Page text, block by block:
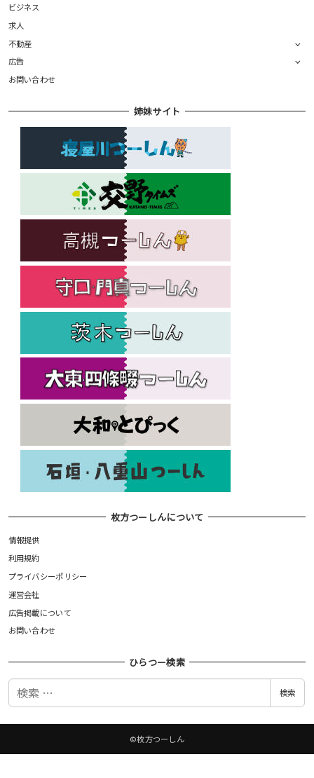
ビジネス
求人
不動産
広告
お問い合わせ
姉妹サイト
枚方つーしんについて
情報提供
利用規約
プライバシーポリシー
運営会社
広告掲載について
お問い合わせ
ひらつー検索
検
検索
©枚方つーしん